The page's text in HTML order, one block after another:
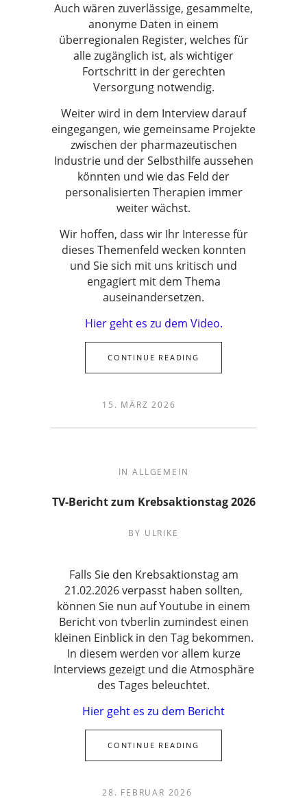
Auch wären zuverlässige, gesammelte,
anonyme Daten in einem
überregionalen Register, welches für
alle zugänglich ist, als wichtiger
Fortschritt in der gerechten
Versorgung notwendig.
Weiter wird in dem Interview darauf
eingegangen, wie gemeinsame Projekte
zwischen der pharmazeutischen
Industrie und der Selbsthilfe aussehen
könnten und wie das Feld der
personalisierten Therapien immer
weiter wächst.
Wir hoffen, dass wir Ihr Interesse für
dieses Themenfeld wecken konnten
und Sie sich mit uns kritisch und
engagiert mit dem Thema
auseinandersetzen.
Hier geht es zu dem Video.
CONTINUE READING
15. MÄRZ 2026
IN ALLGEMEIN
TV-Bericht zum Krebsaktionstag 2026
BY ULRIKE
Falls Sie den Krebsaktionstag am
21.02.2026 verpasst haben sollten,
können Sie nun auf Youtube in einem
Bericht von tvberlin zumindest einen
kleinen Einblick in den Tag bekommen.
In diesem werden vor allem kurze
Interviews gezeigt und die Atmosphäre
des Tages beleuchtet.
Hier geht es zu dem Bericht
CONTINUE READING
28. FEBRUAR 2026